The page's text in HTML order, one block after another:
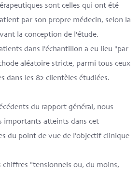
sont celles qui ont été
par son propre médecin, selon la
la conception de l'étude.
dans l'échantillon a eu lieu "par
aléatoire stricte, parmi tous ceux
dans les 82 clientèles étudiées.
du rapport général, nous
importants atteints dans cet
du point de vue de l'objectif clinique
"tensionnels ou, du moins,